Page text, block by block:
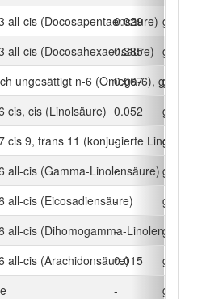
all-cis (Docosapentaensäure)
0.029
g
all-cis (Docosahexaensäure)
0.385
g
ungesättigt n-6 (Omega-6), gesamt
0.067
g
cis, cis (Linolsäure) 0.052
g
cis 9, trans 11 (konjugierte Linolsäure)
-
g
all-cis (Gamma-Linolensäure)
-
g
all-cis (Eicosadiensäure)
-
g
all-cis (Dihomogamma-Linolensäure)
-
g
all-cis (Arachidonsäure)0.015
g
-
g